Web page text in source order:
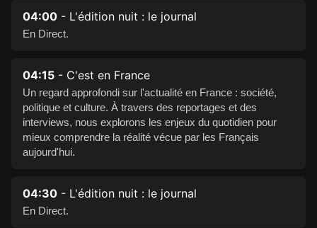
04:00 - L'édition nuit : le journal
En Direct.
04:15 - C'est en France
Un regard approfondi sur l'actualité en France : société,
politique et culture. À travers des reportages et des
interviews, nous explorons les enjeux du quotidien pour
mieux comprendre la réalité vécue par les Français
aujourd'hui.
04:30 - L'édition nuit : le journal
En Direct.